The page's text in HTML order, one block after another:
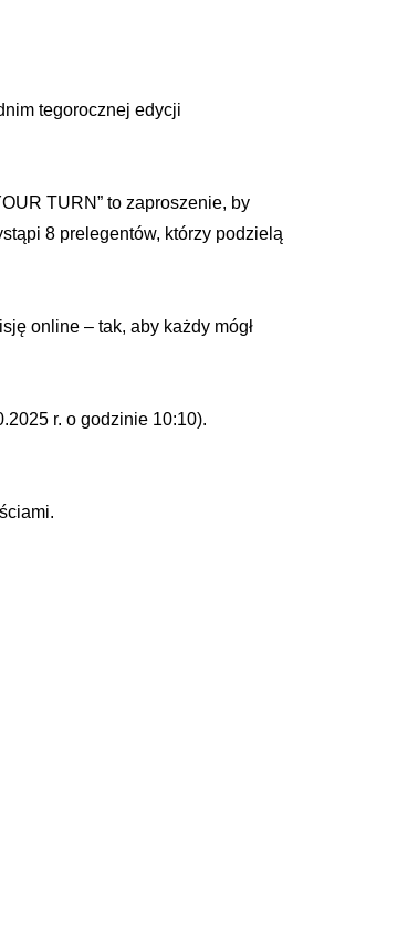
tegorocznej edycji
TURN” to zaproszenie, by
8 prelegentów, którzy podzielą
online – tak, aby każdy mógł
r. o godzinie 10:10).